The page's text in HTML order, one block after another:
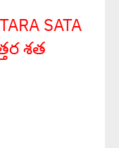
SATA
శత